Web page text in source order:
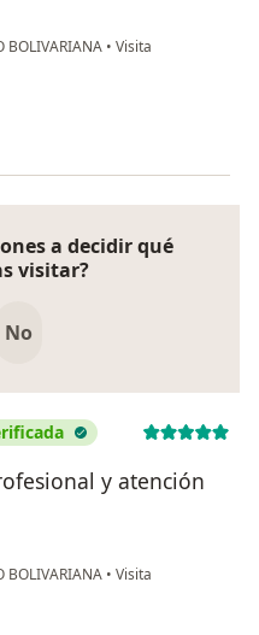
BOLIVARIANA • Visita
Montoya Olaya
a decidir qué
visitar?
No
y atención
BOLIVARIANA • Visita